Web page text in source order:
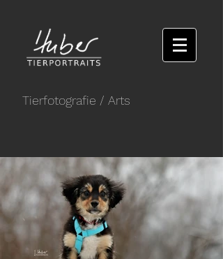
Tierfotografie / Arts